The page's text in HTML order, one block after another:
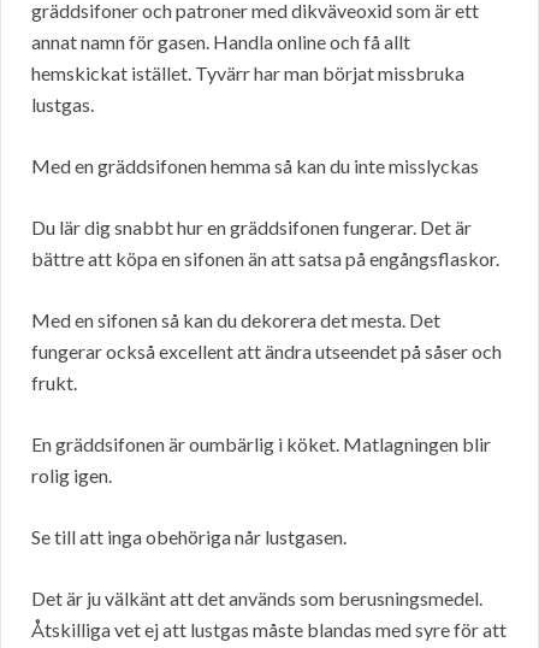
gräddsifoner och patroner med dikväveoxid som är ett
annat namn för gasen. Handla online och få allt
hemskickat istället. Tyvärr har man börjat missbruka
lustgas.
Med en gräddsifonen hemma så kan du inte misslyckas
Du lär dig snabbt hur en gräddsifonen fungerar. Det är
bättre att köpa en sifonen än att satsa på engångsflaskor.
Med en sifonen så kan du dekorera det mesta. Det
fungerar också excellent att ändra utseendet på såser och
frukt.
En gräddsifonen är oumbärlig i köket. Matlagningen blir
rolig igen.
Se till att inga obehöriga når lustgasen.
Det är ju välkänt att det används som berusningsmedel.
Åtskilliga vet ej att lustgas måste blandas med syre för att